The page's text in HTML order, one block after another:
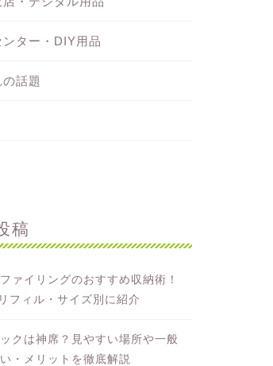
ンター・DIY用品
話題
稿
ァイリングのおすすめ収納術！
フィル・サイズ別に紹介
クは神席？見やすい場所や一般
・メリットを徹底解説